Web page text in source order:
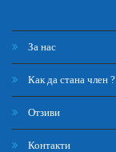
За нас
Как да стана член ?
Отзиви
Контакти